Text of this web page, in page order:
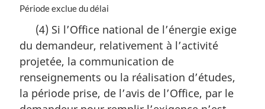
N
e
m
a
r
g
Période exclue du délai
(4) Si l’Office national de l’énergie exige
du demandeur, relativement à l’activité
projetée, la communication de
renseignements ou la réalisation d’études,
la période prise, de l’avis de l’Office, par le